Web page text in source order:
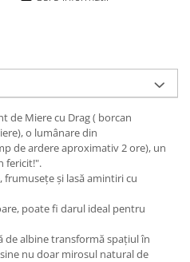
de Miere cu Drag ( borcan
o lumânare din
de ardere aproximativ 2 ore), un
fericit!".
și lasă amintiri cu
poate fi darul ideal pentru
de albine transformă spațiul în
nu doar mirosul natural de